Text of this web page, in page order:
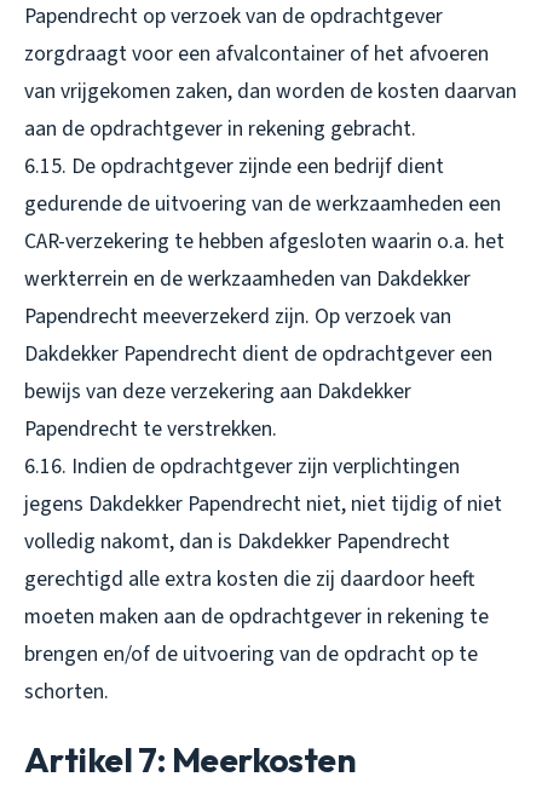
Papendrecht op verzoek van de opdrachtgever
zorgdraagt voor een afvalcontainer of het afvoeren
van vrijgekomen zaken, dan worden de kosten daarvan
aan de opdrachtgever in rekening gebracht.
6.15. De opdrachtgever zijnde een bedrijf dient
gedurende de uitvoering van de werkzaamheden een
CAR-verzekering te hebben afgesloten waarin o.a. het
werkterrein en de werkzaamheden van Dakdekker
Papendrecht meeverzekerd zijn. Op verzoek van
Dakdekker Papendrecht dient de opdrachtgever een
bewijs van deze verzekering aan Dakdekker
Papendrecht te verstrekken.
6.16. Indien de opdrachtgever zijn verplichtingen
jegens Dakdekker Papendrecht niet, niet tijdig of niet
volledig nakomt, dan is Dakdekker Papendrecht
gerechtigd alle extra kosten die zij daardoor heeft
moeten maken aan de opdrachtgever in rekening te
brengen en/of de uitvoering van de opdracht op te
schorten.
Artikel 7: Meerkosten